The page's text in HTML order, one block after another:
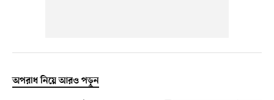
অপরাধ নিয়ে আরও পড়ুন